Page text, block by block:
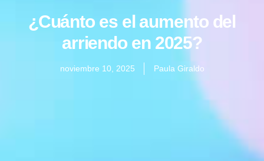
¿Cuánto es el aumento del
arriendo en 2025?
noviembre 10, 2025 Paula Giraldo